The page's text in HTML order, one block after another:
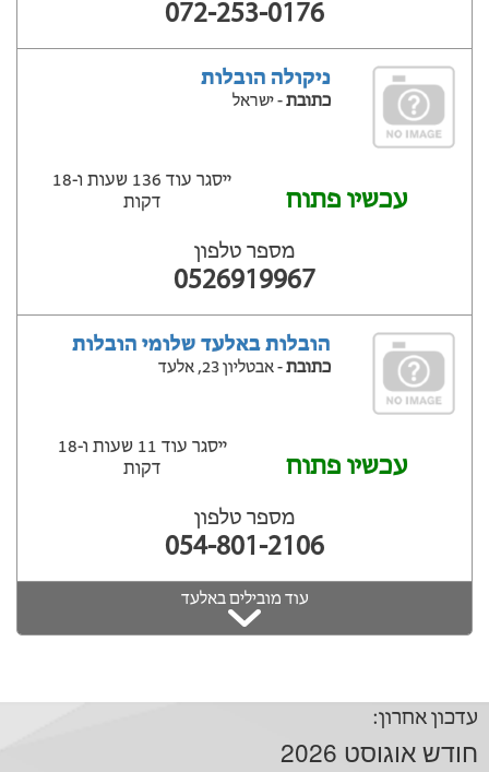
072-253-0176
ניקולה הובלות
כתובת- ישראל
עכשיו פתוח
ייסגר עוד 136 שעות ‫ו-18
דקות
מספר טלפון
0526919967
הובלות באלעד שלומי הובלות
כתובת- אבטליון 23, אלעד
עכשיו פתוח
ייסגר עוד 11 שעות ‫ו-18
דקות
מספר טלפון
054-801-2106
עוד מובילים באלעד
עדכון אחרון:
חודש אוגוסט 2026